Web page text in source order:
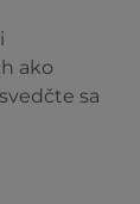
ako
sa